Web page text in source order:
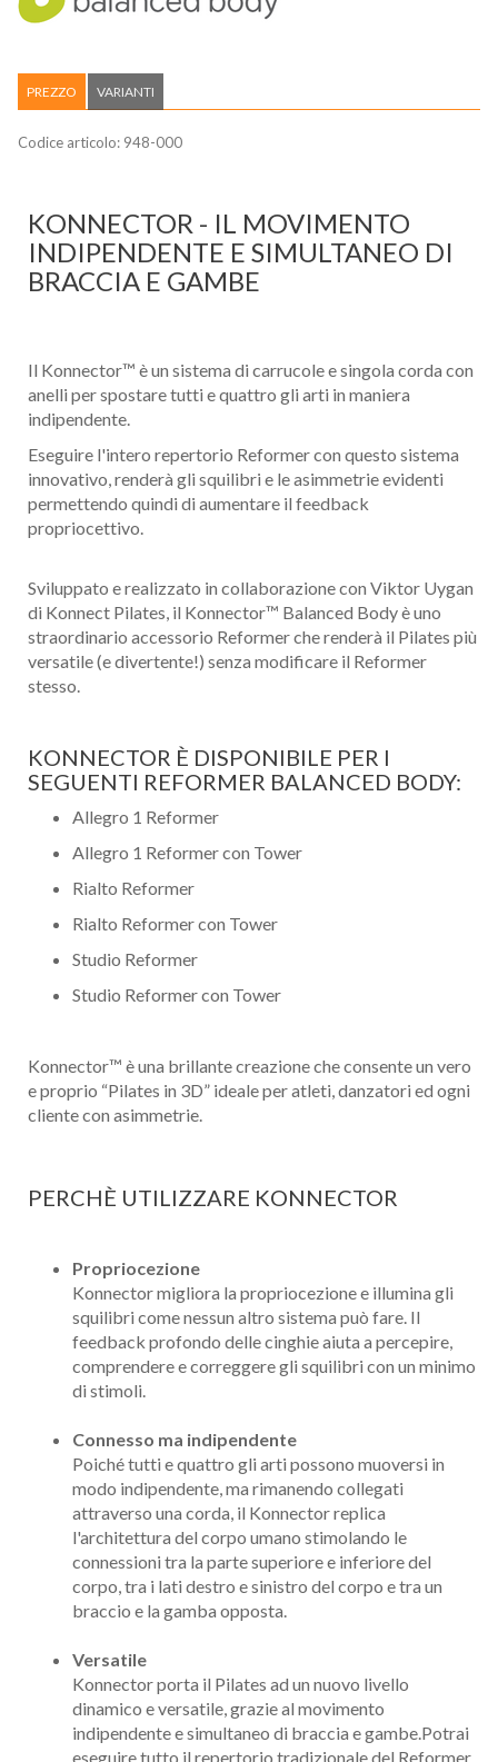
PREZZO VARIANTI
Codice articolo: 948-000
KONNECTOR - IL MOVIMENTO
INDIPENDENTE E SIMULTANEO DI
BRACCIA E GAMBE
Il Konnector™ è un sistema di carrucole e singola corda con
anelli per spostare tutti e quattro gli arti in maniera
indipendente.
Eseguire l'intero repertorio Reformer con questo sistema
innovativo, renderà gli squilibri e le asimmetrie evidenti
permettendo quindi di aumentare il feedback
propriocettivo.
Sviluppato e realizzato in collaborazione con Viktor Uygan
di Konnect Pilates, il Konnector™ Balanced Body è uno
straordinario accessorio Reformer che renderà il Pilates più
versatile (e divertente!) senza modificare il Reformer
stesso.
KONNECTOR È DISPONIBILE PER I
SEGUENTI REFORMER BALANCED BODY:
Allegro 1 Reformer
Allegro 1 Reformer con Tower
Rialto Reformer
Rialto Reformer con Tower
Studio Reformer
Studio Reformer con Tower
Konnector™ è una brillante creazione che consente un vero
e proprio “Pilates in 3D” ideale per atleti, danzatori ed ogni
cliente con asimmetrie.
PERCHÈ UTILIZZARE KONNECTOR
Propriocezione
Konnector migliora la propriocezione e illumina gli
squilibri come nessun altro sistema può fare. Il
feedback profondo delle cinghie aiuta a percepire,
comprendere e correggere gli squilibri con un minimo
di stimoli.
Connesso ma indipendente
Poiché tutti e quattro gli arti possono muoversi in
modo indipendente, ma rimanendo collegati
attraverso una corda, il Konnector replica
l'architettura del corpo umano stimolando le
connessioni tra la parte superiore e inferiore del
corpo, tra i lati destro e sinistro del corpo e tra un
braccio e la gamba opposta.
Versatile
Konnector porta il Pilates ad un nuovo livello
dinamico e versatile, grazie al movimento
indipendente e simultaneo di braccia e gambe.Potrai
eseguire tutto il repertorio tradizionale del Reformer